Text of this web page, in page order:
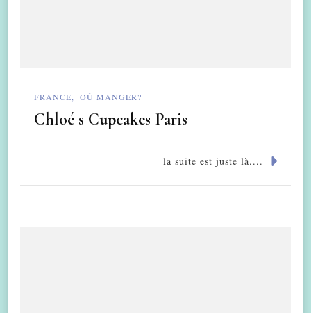
FRANCE OÙ MANGER?
Chloé s Cupcakes Paris
la suite est juste là....